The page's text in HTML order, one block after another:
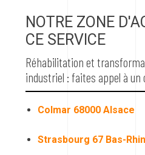
NOTRE ZONE
CE SERVICE
Réhabilitation et
industriel : faites appel à
Colmar 68000 Alsace
Strasbourg 67 Bas-Rhin